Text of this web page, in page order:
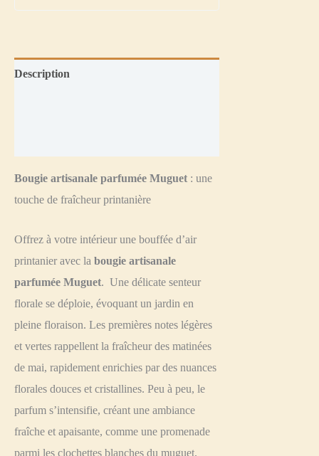
Description
Bougie artisanale parfumée Muguet : une
touche de fraîcheur printanière
Offrez à votre intérieur une bouffée d’air
printanier avec la bougie artisanale
parfumée Muguet. Une délicate senteur
florale se déploie, évoquant un jardin en
pleine floraison. Les premières notes légères
et vertes rappellent la fraîcheur des matinées
de mai, rapidement enrichies par des nuances
florales douces et cristallines. Peu à peu, le
parfum s’intensifie, créant une ambiance
fraîche et apaisante, comme une promenade
parmi les clochettes blanches du muguet.